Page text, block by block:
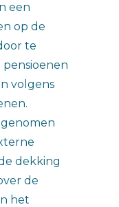
een
op de
te
volgens
dekking
de
het